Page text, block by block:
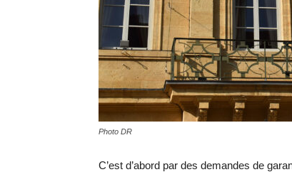
Photo DR
C’est d’abord par des demandes de